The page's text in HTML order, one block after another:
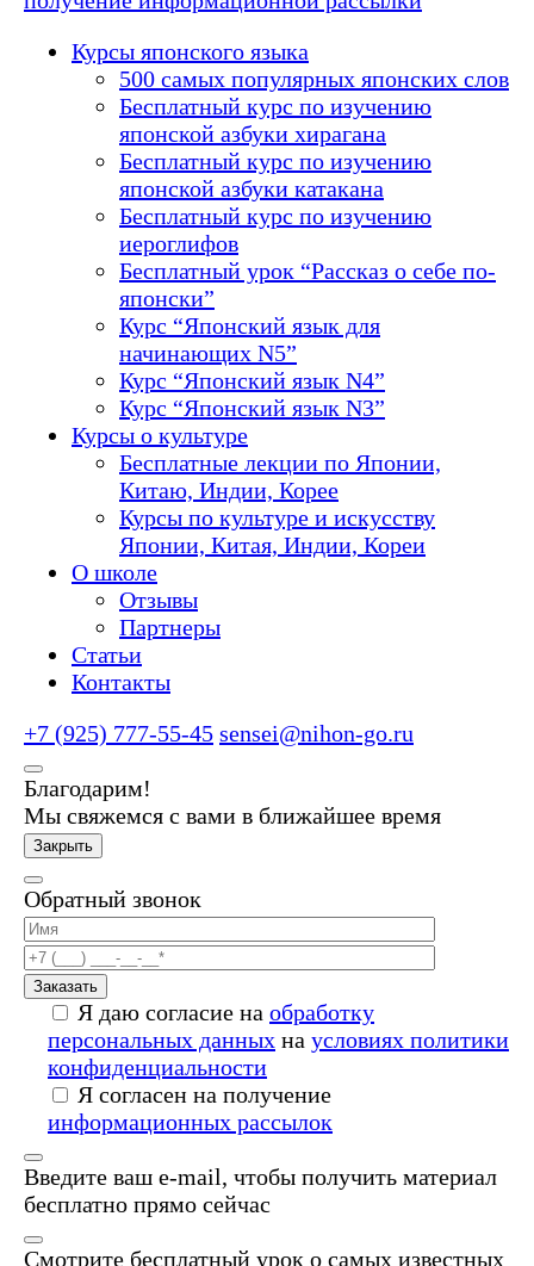
Курсы японского языка
500 самых популярных японских слов
Бесплатный курс по изучению
японской азбуки хирагана
Бесплатный курс по изучению
японской азбуки катакана
Бесплатный курс по изучению
иероглифов
Бесплатный урок “Рассказ о себе по-
японски”
Курс “Японский язык для
начинающих N5”
Курс “Японский язык N4”
Курс “Японский язык N3”
Курсы о культуре
Бесплатные лекции по Японии,
Китаю, Индии, Корее
Курсы по культуре и искусству
Японии, Китая, Индии, Кореи
О школе
Отзывы
Партнеры
Статьи
Контакты
+7 (925) 777-55-45 sensei@nihon-go.ru
Благодарим!
Мы свяжемся с вами в ближайшее время
Закрыть
Обратный звонок
Заказать
Я даю согласие на обработку
персональных данных на условиях политики
конфиденциальности
Я согласен на получение
информационных рассылок
Введите ваш e-mail, чтобы получить материал
бесплатно прямо сейчас
Смотрите бесплатный урок о самых известных